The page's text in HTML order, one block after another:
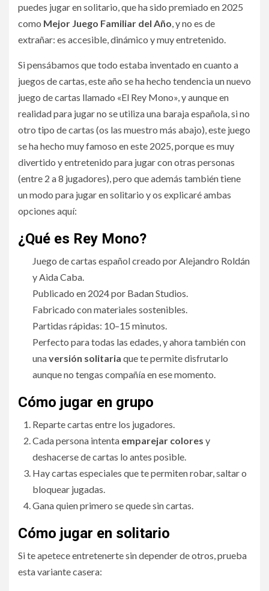
puedes jugar en solitario, que ha sido premiado en 2025
como Mejor Juego Familiar del Año , y no es de
extrañar: es accesible, dinámico y muy entretenido.
Si pensábamos que todo estaba inventado en cuanto a
juegos de cartas, este año se ha hecho tendencia un nuevo
juego de cartas llamado «El Rey Mono», y aunque en
realidad para jugar no se utiliza una baraja española, si no
otro tipo de cartas (os las muestro más abajo), este juego
se ha hecho muy famoso en este 2025, porque es muy
divertido y entretenido para jugar con otras personas
(entre 2 a 8 jugadores), pero que además también tiene
un modo para jugar en solitario y os explicaré ambas
opciones aquí:
¿Qué es Rey Mono?
Juego de cartas español creado por Alejandro Roldán
y Aida Caba.
Publicado en 2024 por Badan Studios.
Fabricado con materiales sostenibles.
Partidas rápidas: 10–15 minutos.
Perfecto para todas las edades, y ahora también con
unaversión solitaria que te permite disfrutarlo
aunque no tengas compañía en ese momento.
Cómo jugar en grupo
Reparte cartas entre los jugadores.
Cada persona intenta emparejar colores y
deshacerse de cartas lo antes posible.
Hay cartas especiales que te permiten robar, saltar o
bloquear jugadas.
Gana quien primero se quede sin cartas.
Cómo jugar en solitario
Si te apetece entretenerte sin depender de otros, prueba
esta variante casera: